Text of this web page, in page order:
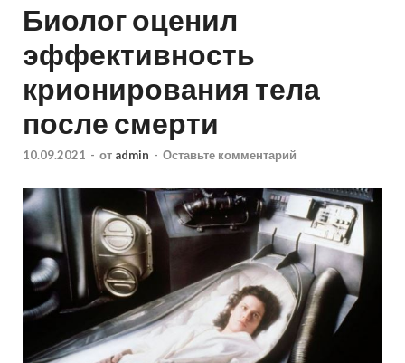
Биолог оценил
эффективность
крионирования тела
после смерти
10.09.2021 - от admin - Оставьте комментарий